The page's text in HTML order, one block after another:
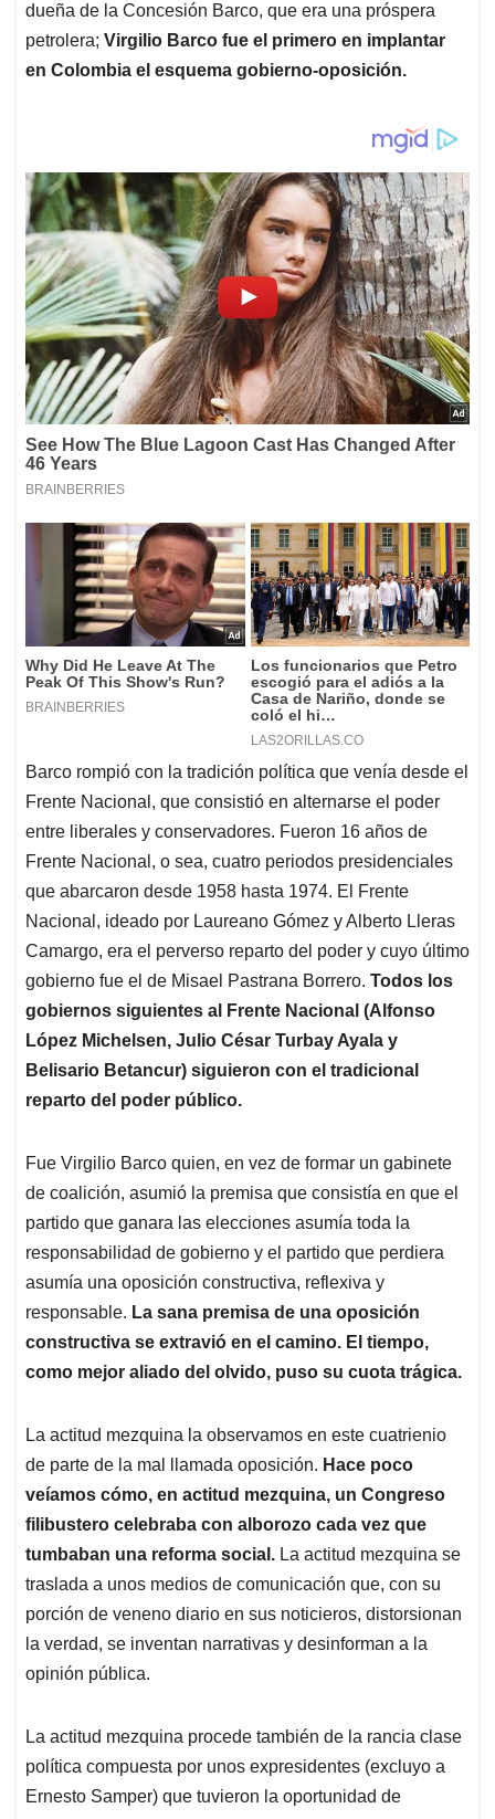
dueña de la Concesión Barco, que era una próspera
petrolera; Virgilio Barco fue el primero en implantar
en Colombia el esquema gobierno-oposición.
Barco rompió con la tradición política que venía desde el
Frente Nacional, que consistió en alternarse el poder
entre liberales y conservadores. Fueron 16 años de
Frente Nacional, o sea, cuatro periodos presidenciales
que abarcaron desde 1958 hasta 1974. El Frente
Nacional, ideado por Laureano Gómez y Alberto Lleras
Camargo, era el perverso reparto del poder y cuyo último
gobierno fue el de Misael Pastrana Borrero. Todos los
gobiernos siguientes al Frente Nacional (Alfonso
López Michelsen, Julio César Turbay Ayala y
Belisario Betancur) siguieron con el tradicional
reparto del poder público.
Fue Virgilio Barco quien, en vez de formar un gabinete
de coalición, asumió la premisa que consistía en que el
partido que ganara las elecciones asumía toda la
responsabilidad de gobierno y el partido que perdiera
asumía una oposición constructiva, reflexiva y
responsable. La sana premisa de una oposición
constructiva se extravió en el camino. El tiempo,
como mejor aliado del olvido, puso su cuota trágica.
La actitud mezquina la observamos en este cuatrienio
de parte de la mal llamada oposición. Hace poco
veíamos cómo, en actitud mezquina, un Congreso
filibustero celebraba con alborozo cada vez que
tumbaban una reforma social. La actitud mezquina se
traslada a unos medios de comunicación que, con su
porción de veneno diario en sus noticieros, distorsionan
la verdad, se inventan narrativas y desinforman a la
opinión pública.
La actitud mezquina procede también de la rancia clase
política compuesta por unos expresidentes (excluyo a
Ernesto Samper) que tuvieron la oportunidad de